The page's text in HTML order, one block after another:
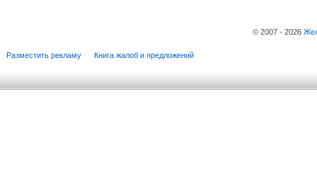
© 2007 - 2026
Разместить рекламу Книга жалоб и предложений